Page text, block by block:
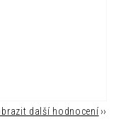
další hodnocení